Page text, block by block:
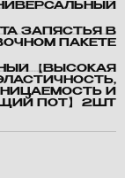
ЗАПЯСТЬЯ В
ПАКЕТЕ
【ВЫСОКАЯ
И
ПОТ】 2ШТ